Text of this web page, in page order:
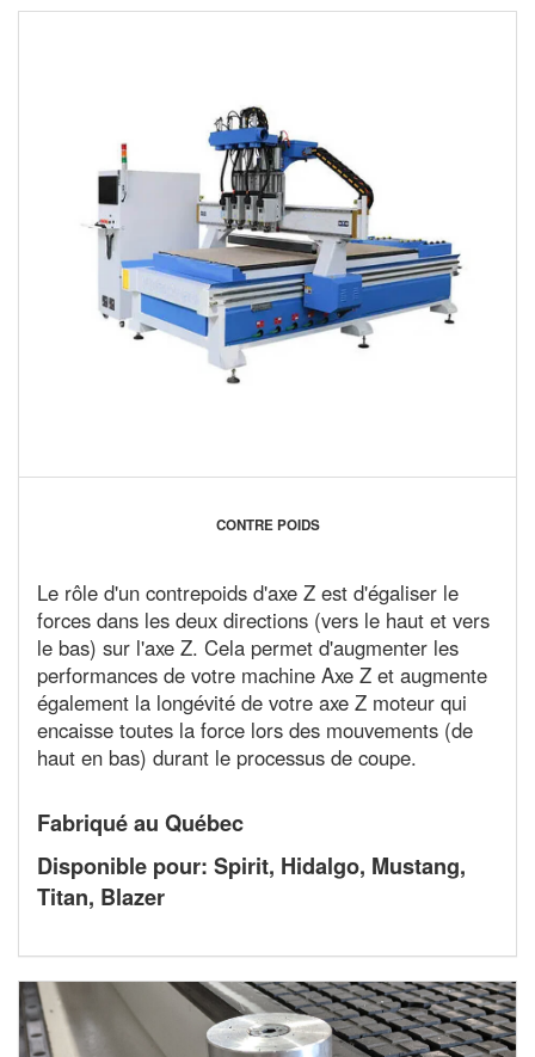
CONTRE POIDS
Le rôle d'un contrepoids d'axe Z est d'égaliser le
forces dans les deux directions (vers le haut et vers
le bas) sur l'axe Z. Cela permet d'augmenter les
performances de votre machine Axe Z et augmente
également la longévité de votre axe Z moteur qui
encaisse toutes la force lors des mouvements (de
haut en bas) durant le processus de coupe.
Fabriqué au Québec
Disponible pour: Spirit, Hidalgo, Mustang,
Titan, Blazer